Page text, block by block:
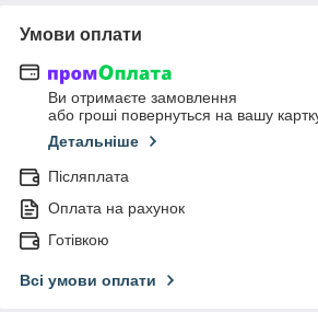
Умови оплати
Ви отримаєте замовлення
або гроші повернуться на вашу
Детальніше
Післяплата
Оплата на рахунок
Готівкою
Всі умови оплати